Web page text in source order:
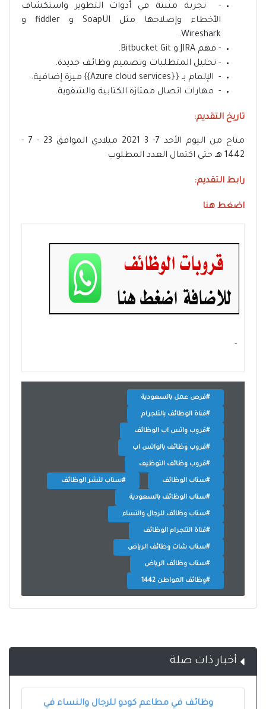
- تجربة مثبتة في أدوات التطوير واستكشاف
الأخطاء وإصلاحها مثل SoapUI و fiddler و
Wireshark.
- فهم JIRA و Bitbucket Git.
- تحليل المتطلبات وتصميم وظائف جديدة.
- الإلمام بـ {{Azure cloud services}} ميزة إضافية.
- مهارات اتصال ممتازة الكتابية والشفوية.
تاريخ التقديم:
متاح من اليوم الأحد 7- 3 2021 ميلادي الموافق 23 - 7 -
1442 هـ حتى اكتمال العدد المطلوب
رابط التقديم:
اضغط هنا
- ‏
#فرص عمل بالسعودية
#قناة الوظائف بالتلجرام
#قروب واتس اب الوظائف
#قروب وظائف بالواتس اب
#قروب وظائف التوظيف
#سناب الوظائف #سناب لنشر الوظائف
#سناب الوظائف بالسعودية
#سناب وظائف للرجال والنساء
#قناة التلجرام الوظائف
#سناب شات وظائف الرياض
#سناب وظائف الرياض
#وظائف المواطن 1442
أخبار ذات صلة
وظائف في مطاعم كودو للرجال والنساء في